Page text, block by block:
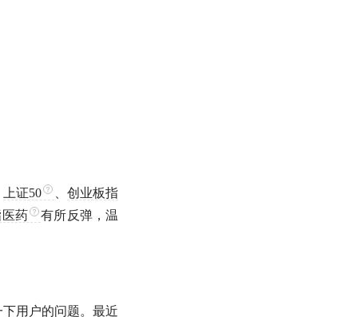
上证50
创业板指
药
有所反弹，温
用户的问题。最近